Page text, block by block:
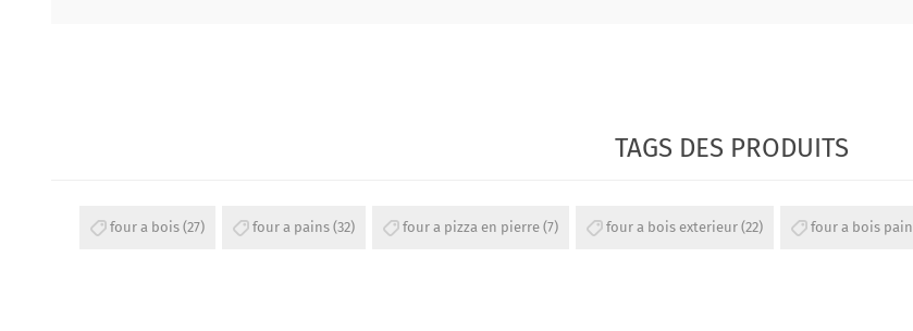
TAGS DES PRODUITS
four a bois (27) four a pains (32) four a pizza en pierre (7) four a bois exterieur (22) four a bois pain